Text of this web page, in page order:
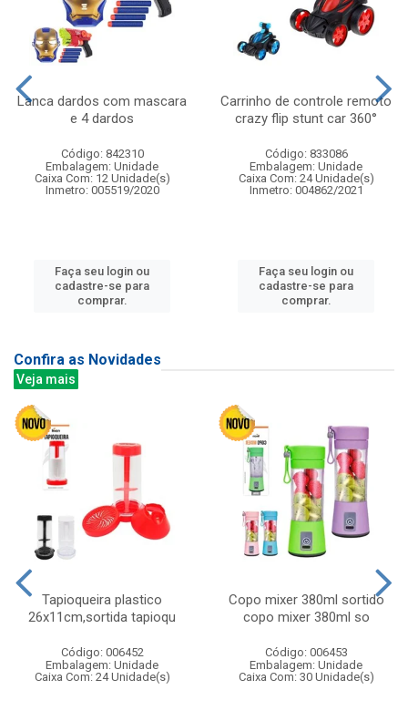
Lanca dardos com mascara
e 4 dardos
Código: 842310
Embalagem: Unidade
Caixa Com: 12 Unidade(s)
Inmetro: 005519/2020
Faça seu login ou
cadastre-se para
comprar.
Carrinho de controle remoto
crazy flip stunt car 360°
Código: 833086
Embalagem: Unidade
Caixa Com: 24 Unidade(s)
Inmetro: 004862/2021
Faça seu login ou
cadastre-se para
comprar.
Confira as Novidades
Veja mais
Tapioqueira plastico
26x11cm,sortida tapioqu
Código: 006452
Embalagem: Unidade
Caixa Com: 24 Unidade(s)
Copo mixer 380ml sortido
copo mixer 380ml so
Código: 006453
Embalagem: Unidade
Caixa Com: 30 Unidade(s)